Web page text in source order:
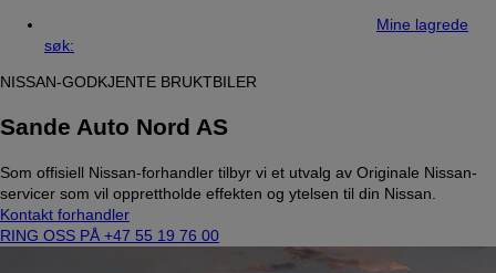
Mine lagrede
søk:
NISSAN-GODKJENTE BRUKTBILER
Sande Auto Nord AS
Som offisiell Nissan-forhandler tilbyr vi et utvalg av Originale Nissan-
servicer som vil opprettholde effekten og ytelsen til din Nissan.
Kontakt forhandler
RING OSS PÅ +47 55 19 76 00